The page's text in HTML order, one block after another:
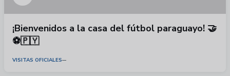
¡Bienvenidos a la casa del fútbol paraguayo! 🤝
⚽🇵🇾
VISITAS OFICIALES